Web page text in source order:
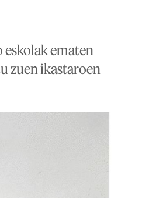
ematen
zuen ikastaroen